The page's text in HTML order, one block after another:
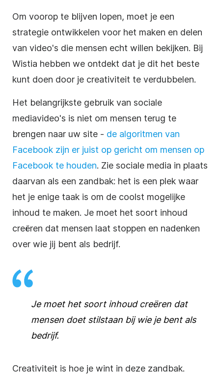
Om voorop te blijven lopen, moet je een
strategie ontwikkelen voor het maken en delen
van video's die mensen echt willen bekijken. Bij
Wistia hebben we ontdekt dat je dit het beste
kunt doen door je creativiteit te verdubbelen.
Het belangrijkste gebruik van sociale
mediavideo's is niet om mensen terug te
brengen naar uw site - de algoritmen van
Facebook zijn er juist op gericht om mensen op
Facebook te houden. Zie sociale media in plaats
daarvan als een zandbak: het is een plek waar
het je enige taak is om de coolst mogelijke
inhoud te maken. Je moet het soort inhoud
creëren dat mensen laat stoppen en nadenken
over wie jij bent als bedrijf.
Je moet het soort inhoud creëren dat
mensen doet stilstaan bij wie je bent als
bedrijf.
Creativiteit is hoe je wint in deze zandbak.